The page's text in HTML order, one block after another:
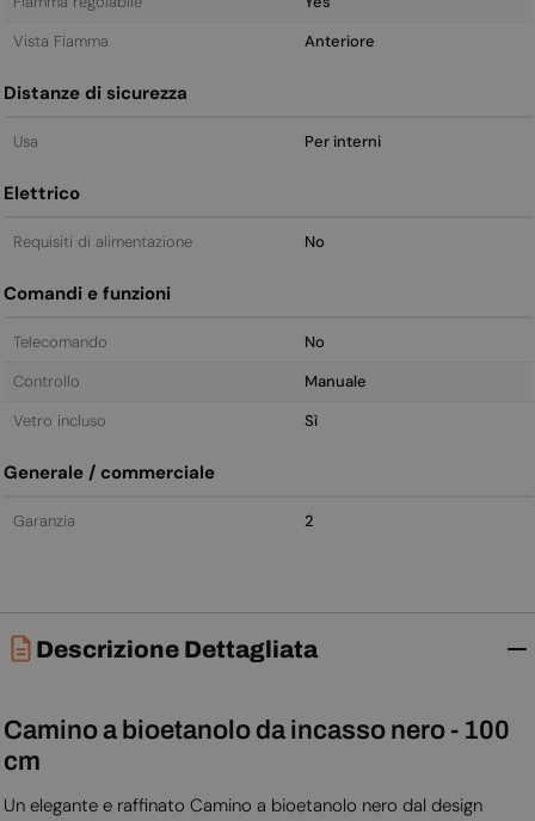
Vista Fiamma
Anteriore
Distanze di sicurezza
Usa Per interni
Elettrico
Requisiti di alimentazione No
Comandi e funzioni
Telecomando
No
Controllo
Manuale
Vetro incluso
Sì
Generale / commerciale
Garanzia 2
Descrizione Dettagliata
Camino a bioetanolo da incasso nero - 100
cm
Un elegante e raffinato Camino a bioetanolo nero dal design